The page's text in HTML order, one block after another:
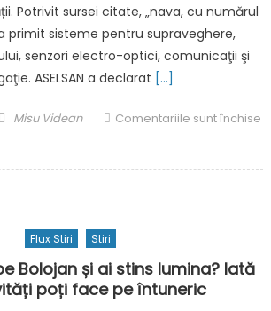
ajutorul
Inteligenței
Artificiale.
Ce
experții
Potrivit sursei citate, „nava, cu numărul
primit sisteme pentru supraveghere,
senzori electro-optici, comunicaţii şi
ASELSAN a declarat […]
Author
Misu Videan
Comentariile sunt închise
ce
va
fi
echipată
Flux Stiri Stiri
Bolojan și ai stins lumina? Iată
poți face pe întuneric